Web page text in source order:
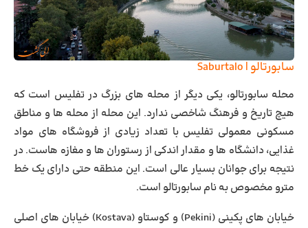
سابورتالو | Saburtalo
محله سابورتالو، یکی دیگر از محله های بزرگ در تفلیس است که
هیچ تاریخ و فرهنگ شاخصی ندارد. این محله از محله ها و مناطق
مسکونی معمولی تفلیس با تعداد زیادی از فروشگاه های مواد
غذایی، دانشگاه ها و مقدار اندکی از رستوران ها و مغازه هاست. در
نتیجه برای جوانان بسیار عالی است. این منطقه حتی دارای یک خط
مترو مخصوص به نام سابورتالو است.
خیابان هایپکینی (Pekini) و کوستاو
(Kostava) خیابان های اصلی